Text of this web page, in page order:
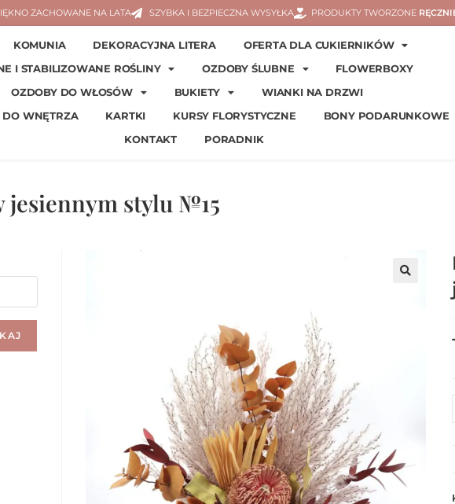
ZACHOWANE NA LATA SZYBKA I BEZPIECZNA WYSYŁKA PRODUKTY TWORZONE
KOMUNIA DEKORACYJNA LITERA
OFERTA DLA CUKIERNIKÓW
I STABILIZOWANE ROŚLINY
OZDOBY ŚLUBNE
FLOWERBOXY
OZDOBY DO WŁOSÓW
BUKIETY
WIANKI NA DRZWI
DO WNĘTRZA
KARTKI KURSY FLORYSTYCZNE
BONY PODARUNKOWE
KONTAKT
PORADNIK
jesiennym stylu №15